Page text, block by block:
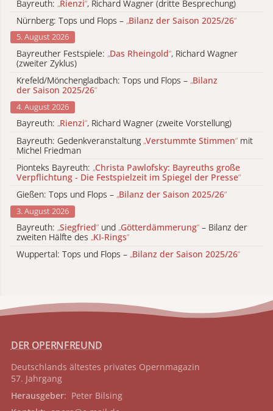
Bayreuth: „Rienzi“, Richard Wagner (dritte Besprechung)
Nürnberg: Tops und Flops – „Bilanz der Saison 2025/26“
5. August 2026
Bayreuther Festspiele: „Das Rheingold“, Richard Wagner
(zweiter Zyklus)
Krefeld/Mönchengladbach: Tops und Flops – „Bilanz
der Saison 2025/26“
4. August 2026
Bayreuth: „Rienzi“, Richard Wagner (zweite Vorstellung)
Bayreuth: Gedenkveranstaltung „Verstummte Stimmen“ mit
Michel Friedman
Pionteks Bayreuth: „Christa Pawlofsky: Bayreuths große
Verpflichtung - Die Festspielzeit im Spiegel der Presse“
Gießen: Tops und Flops – „Bilanz der Saison 2025/26“
3. August 2026
Bayreuth: „Siegfried“ und „Götterdämmerung“ – Bilanz der
zweiten Hälfte des „KI-Rings“
Wuppertal: Tops und Flops – „Bilanz der Saison 2025/26“
DER OPERNFREUND
Deutschlands ältestes privates Opernmagazin
57. Jahrgang
Herausgeber: Peter Bilsing